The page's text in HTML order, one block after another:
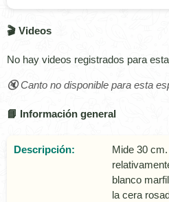
🎬 Videos
No hay videos registrados para
🔇 Canto no disponible para esta
📘 Información general
Descripción:
Mide 30
blanco
la cera